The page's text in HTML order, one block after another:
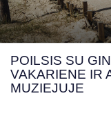
POILSIS SU
VAKARIENE IR
MUZIEJUJE